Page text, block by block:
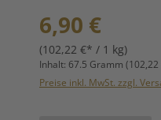
Regulärer Preis:
6,90 €
(102,22 €* / 1 kg)
Inhalt: 67.5 Gramm
Preise inkl. MwSt. zzgl.